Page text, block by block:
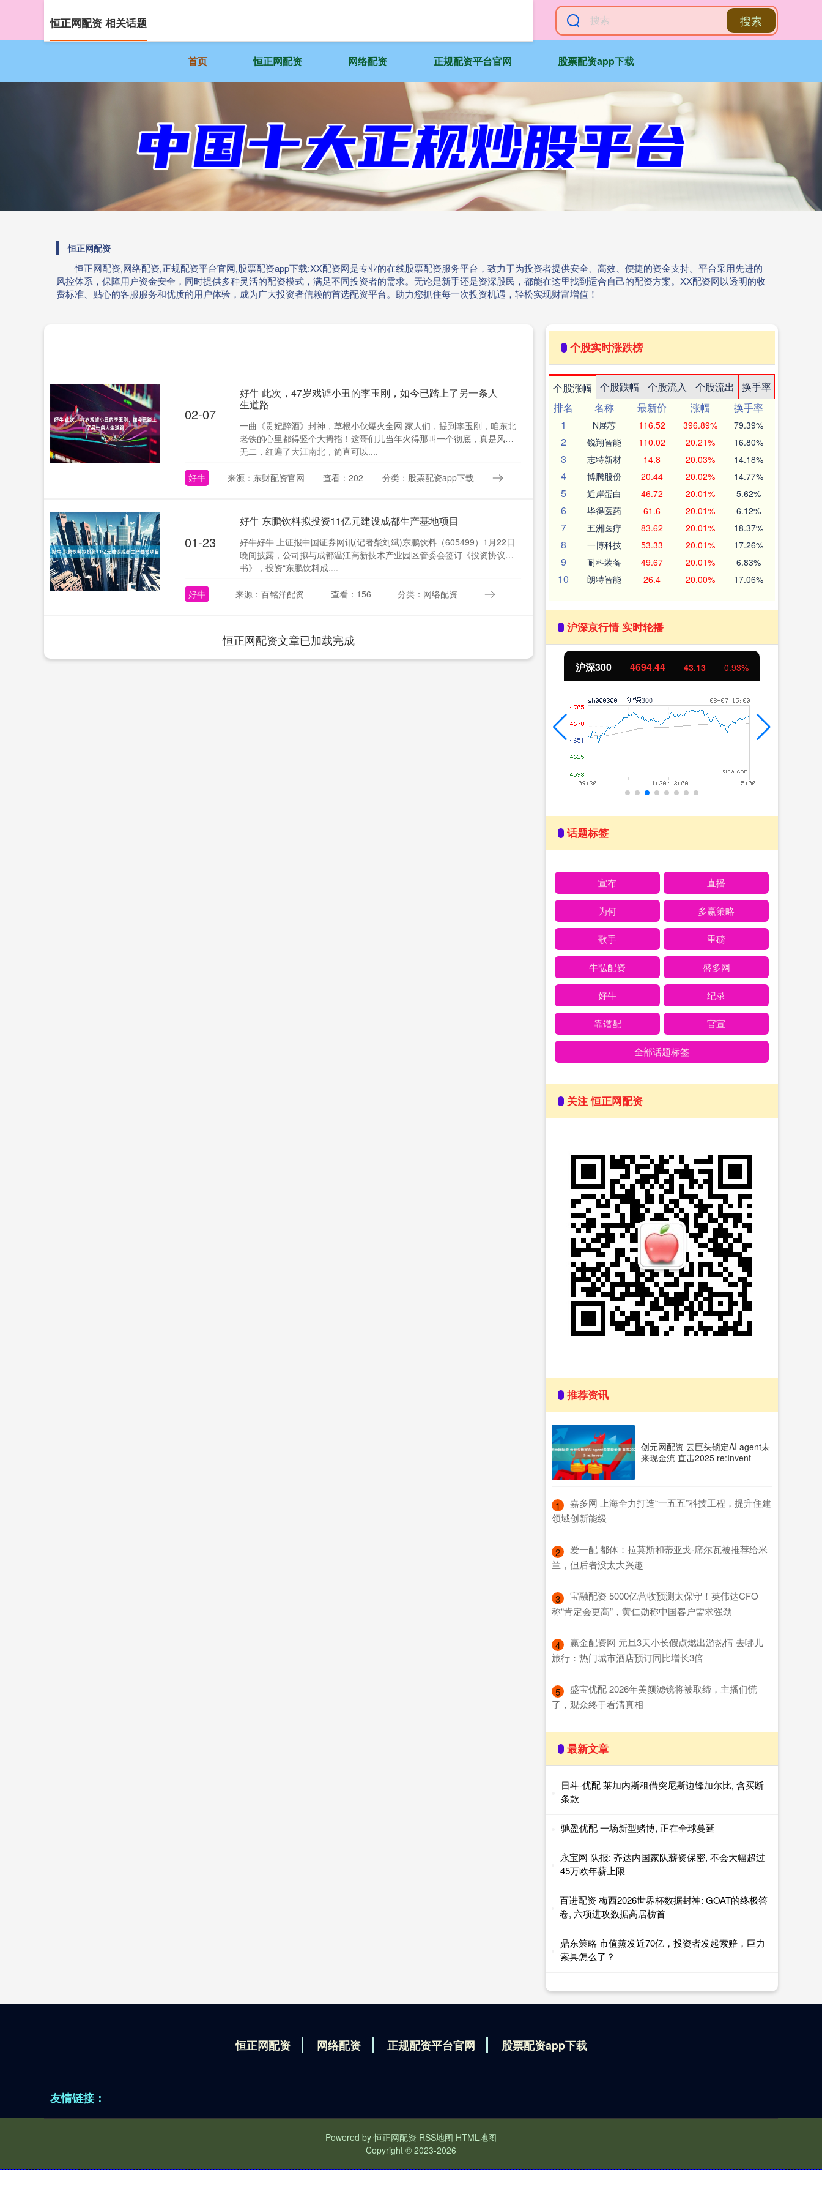
搜索
首页 恒正网配资 网络配资 正规配资平台官网 股票配资app下载
恒正网配资
恒正网配资,网络配资,正规配资平台官网,股票配资app下载:XX配资网是专业的在线股票配资服务平台，致力于为投资者提供安全、高效、便捷的资金支持。平台采用先进的
风控体系，保障用户资金安全，同时提供多种灵活的配资模式，满足不同投资者的需求。无论是新手还是资深股民，都能在这里找到适合自己的配资方案。XX配资网以透明的收
费标准、贴心的客服服务和优质的用户体验，成为广大投资者信赖的首选配资平台。助力您抓住每一次投资机遇，轻松实现财富增值！
恒正网配资 相关话题
02-07
好牛 此次，47岁戏谑小丑的李玉刚，如今已踏上了另一条人
生道路
一曲《贵妃醉酒》封神，草根小伙爆火全网 家人们，提到李玉刚，咱东北
老铁的心里都得竖个大拇指！这哥们儿当年火得那叫一个彻底，真是风头
无二，红遍了大江南北，简直可以....
好牛 来源：东财配资官网 查看：202 分类：股票配资app下载
01-23
好牛 东鹏饮料拟投资11亿元建设成都生产基地项目
好牛好牛 上证报中国证券网讯(记者柴刘斌)东鹏饮料（605499）1月22日
晚间披露，公司拟与成都温江高新技术产业园区管委会签订《投资协议
书》，投资“东鹏饮料成....
好牛 来源：百铭洋配资 查看：156 分类：网络配资
恒正网配资文章已加载完成
个股实时涨跌榜
个股涨幅 个股跌幅 个股流入 个股流出
换手率
排名
名称 最新价 涨幅
换手率
1
N展芯 116.52 396.89% 79.39%
2 锐翔智能 110.02 20.21% 16.80%
3 志特新材 14.8 20.03% 14.18%
4 博腾股份 20.44 20.02% 14.77%
5 近岸蛋白 46.72 20.01% 5.62%
6 毕得医药 61.6 20.01% 6.12%
7 五洲医疗 83.62 20.01% 18.37%
8 一博科技 53.33 20.01% 17.26%
9 耐科装备 49.67 20.01% 6.83%
10 朗特智能 26.4 20.00% 17.06%
沪深京行情 实时轮播
沪深300 4694.44 43.13 0.93%
话题标签
宣布 直播
为何 多赢策略
歌手 重磅
牛弘配资 盛多网
好牛 纪录
靠谱配 官宣
全部话题标签
关注 恒正网配资
推荐资讯
创元网配资 云巨头锁定AI agent未
来现金流 直击2025 re:Invent
1
​嘉多网 上海全力打造“一五五”科技工程，提升住建
领域创新能级
2
​爱一配 都体：拉莫斯和蒂亚戈·席尔瓦被推荐给米
兰，但后者没太大兴趣
3
​宝融配资 5000亿营收预测太保守！英伟达CFO
称“肯定会更高”，黄仁勋称中国客户需求强劲
4
​赢金配资网 元旦3天小长假点燃出游热情 去哪儿
旅行：热门城市酒店预订同比增长3倍
5
​盛宝优配 2026年美颜滤镜将被取缔，主播们慌
了，观众终于看清真相
最新文章
日斗-优配 莱加内斯租借突尼斯边锋加尔比, 含买断
条款
驰盈优配 一场新型赌博, 正在全球蔓延
永宝网 队报: 齐达内国家队薪资保密, 不会大幅超过
45万欧年薪上限
百进配资 梅西2026世界杯数据封神: GOAT的终极答
卷, 六项进攻数据高居榜首
鼎东策略 市值蒸发近70亿，投资者发起索赔，巨力
索具怎么了？
恒正网配资 网络配资 正规配资平台官网 股票配资app下载
友情链接：
Powered by恒正网配资 RSS地图 HTML地图
Copyright © 2023-2026